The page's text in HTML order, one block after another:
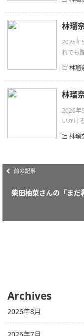
林瑠
2026年
れでも
林瑠
林瑠
2026年
いかけ
林瑠
前の記事
柴田柚菜さんの「まだ
Archives
2026年8月